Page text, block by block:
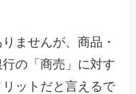
ませんが、商品・
の「商売」に対す
ットだと言えるで